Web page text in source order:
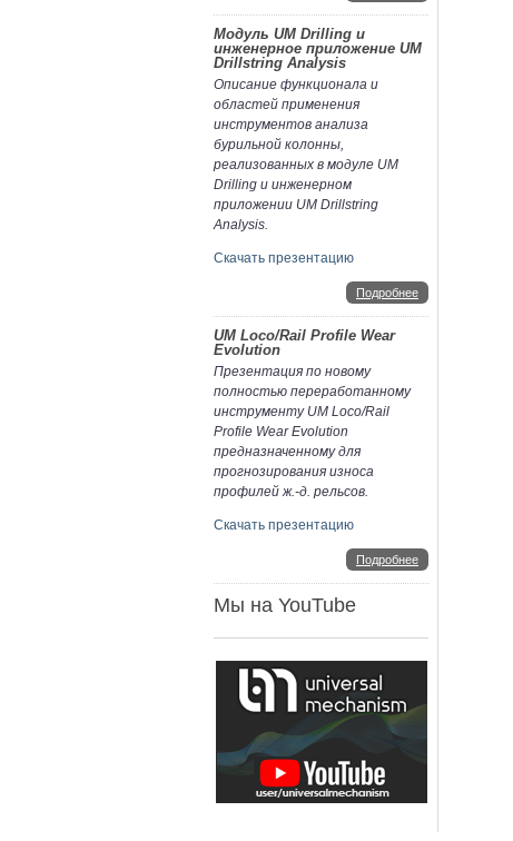
Модуль UM Drilling и
инженерное приложение UM
Drillstring Analysis
Описание функционала и
областей применения
инструментов анализа
бурильной колонны,
реализованных в модуле UM
Drilling и инженерном
приложении UM Drillstring
Analysis.
Скачать презентацию
Подробнее
UM Loco/Rail Profile Wear
Evolution
Презентация по новому
полностью переработанному
инструменту UM Loco/Rail
Profile Wear Evolution
предназначенному для
прогнозирования износа
профилей ж.-д. рельсов.
Скачать презентацию
Подробнее
Мы на YouTube